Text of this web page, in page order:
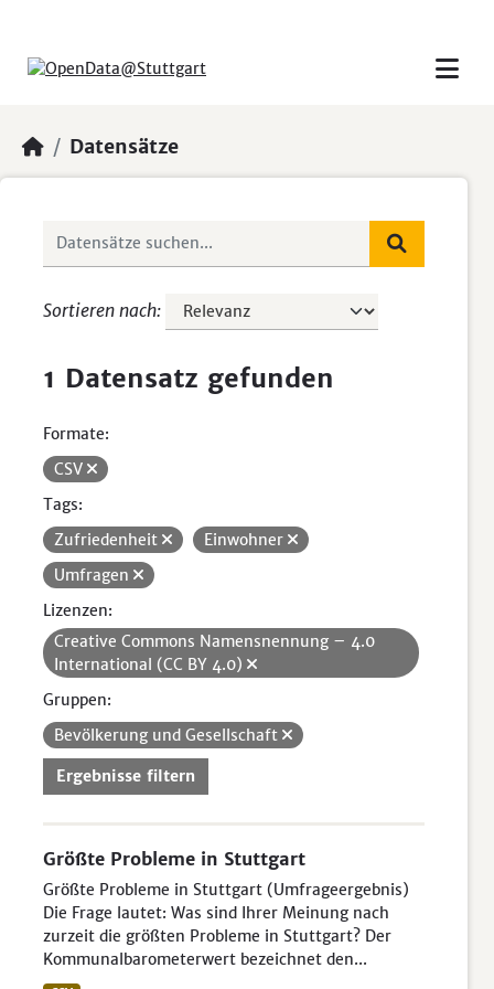
Datensätze
Sortieren nach
1 Datensatz gefunden
Formate:
CSV
Tags:
Zufriedenheit
Einwohner
Umfragen
Lizenzen:
Creative Commons Namensnennung – 4.0
International (CC BY 4.0)
Gruppen:
Bevölkerung und Gesellschaft
Ergebnisse filtern
Größte Probleme in Stuttgart
Größte Probleme in Stuttgart (Umfrageergebnis)
Die Frage lautet: Was sind Ihrer Meinung nach
zurzeit die größten Probleme in Stuttgart? Der
Kommunalbarometerwert bezeichnet den...